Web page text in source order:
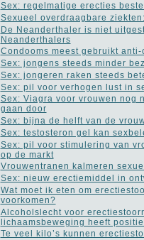
Sex: regelmatige erecties
Sexueel overdraagbare
De Neanderthaler is niet
Neanderthalers
Condooms meest gebruikt
Sex: jongens steeds minder
Sex: jongeren raken steeds
Sex: pil voor verhogen lust in
Sex: Viagra voor vrouwen nog
gaan door
Sex: bijna de helft van de
Sex: testosteron gel kan
Sex: pil voor stimulering van
op de markt
Vrouwentranen kalmeren
Sex: nieuw erectiemiddel in
Wat moet ik eten om
voorkomen?
Alcoholslecht voor
lichaamsbeweging heeft
Te veel kilo’s kunnen